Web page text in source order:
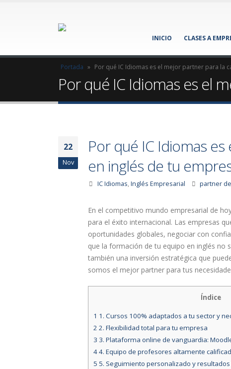
INICIO CLASES A
Portada » Por qué IC Idiomas es el mejor partner para la
Por qué IC Idiomas es el
22
Nov
Por qué IC Idiomas
en inglés de tu
IC Idiomas,Inglés Empresarial partner
En el competitivo mundo empresarial de
para el éxito internacional. Las empresas
oportunidades globales, negociar con
que la formación de tu equipo en inglés no
también una inversión estratégica que
somos el mejor partner para tus
Índice
1 1. Cursos 100% adaptados a tu sector y
2 2. Flexibilidad total para tu empresa
3 3. Plataforma online de vanguardia:
44. Equipo de profesores altamente
5 5. Seguimiento personalizado y